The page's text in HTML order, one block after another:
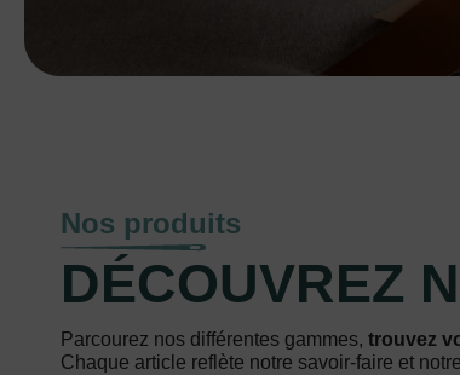
Nos produits
DÉCOUVREZ
Parcourez nos différentes gammes, trouvez
Chaque article reflète notre savoir-faire et